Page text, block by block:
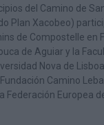
del Camino de
Plan Xacobeo)
de Compostelle en
de Aguiar y la
Nova de
Camino
Federación Europea